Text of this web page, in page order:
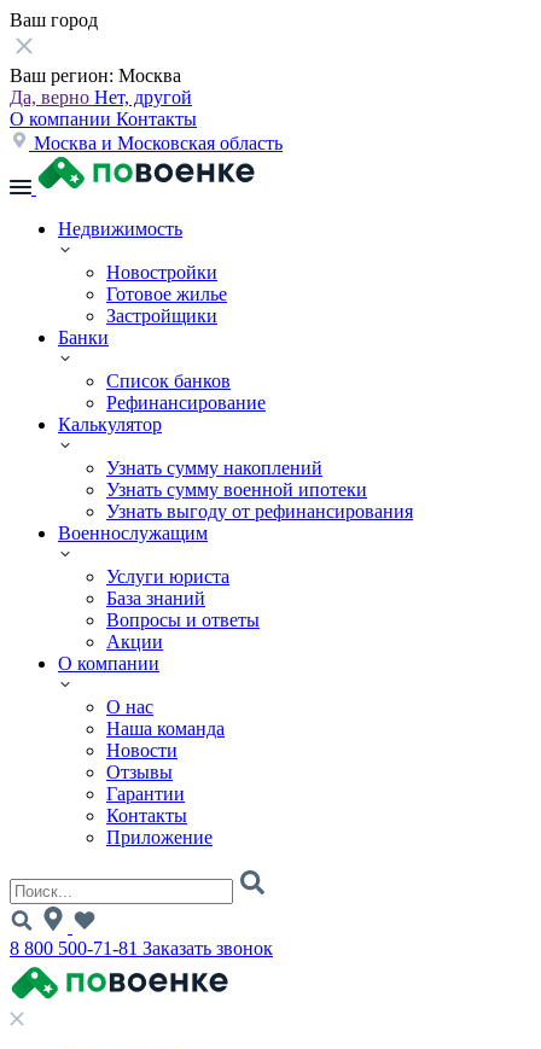
Ваш город
Ваш регион: Москва
Да, верно Нет, другой
О компании Контакты
Москва и Московская область
Недвижимость
Новостройки
Готовое жилье
Застройщики
Банки
Список банков
Рефинансирование
Калькулятор
Узнать сумму накоплений
Узнать сумму военной ипотеки
Узнать выгоду от рефинансирования
Военнослужащим
Услуги юриста
База знаний
Вопросы и ответы
Акции
О компании
О нас
Наша команда
Новости
Отзывы
Гарантии
Контакты
Приложение
8 800 500-71-81 Заказать звонок